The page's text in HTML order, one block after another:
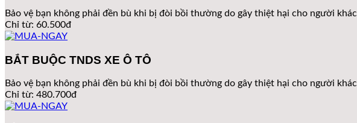
Bảo vệ bạn không phải đền bù khi bị đòi bồi thường do gây thiệt hại cho người khác
Chỉ từ: 60.500đ
BẮT BUỘC TNDS XE Ô TÔ
Bảo vệ bạn không phải đền bù khi bị đòi bồi thường do gây thiệt hại cho người khác
Chỉ từ: 480.700đ